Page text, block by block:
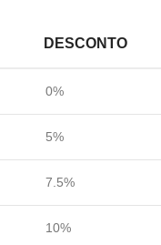
DESCONTO
0%
5%
7.5%
10%